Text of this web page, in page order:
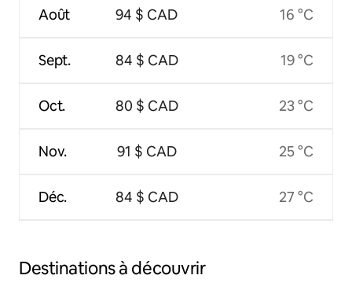
Août
Sept.
Oct.
Nov.
Déc.
94 $ CAD
84 $ CAD
80 $ CAD
91 $ CAD
84 $ CAD
16 °C
19 °C
23 °C
25 °C
27 °C
Destinations à découvrir